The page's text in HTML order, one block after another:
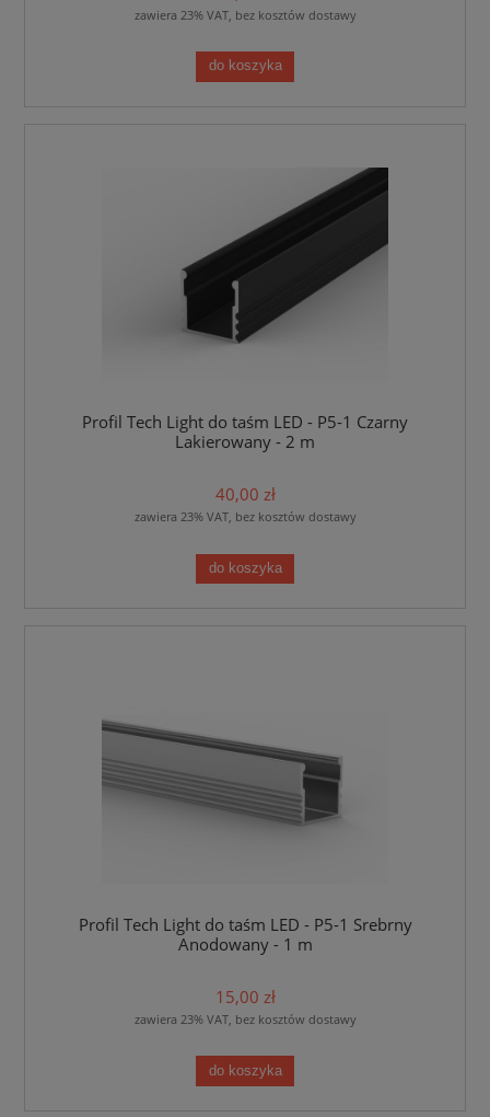
zawiera 23% VAT, bez kosztów dostawy
do koszyka
Profil Tech Light do taśm LED - P5-1 Czarny
Lakierowany - 2 m
40,00 zł
zawiera 23% VAT, bez kosztów dostawy
do koszyka
Profil Tech Light do taśm LED - P5-1 Srebrny
Anodowany - 1 m
15,00 zł
zawiera 23% VAT, bez kosztów dostawy
do koszyka